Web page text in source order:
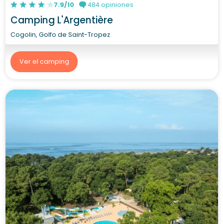
7.9/10 484 opiniones
Camping L'Argentière
Cogolin, Golfo de Saint-Tropez
Ver el camping